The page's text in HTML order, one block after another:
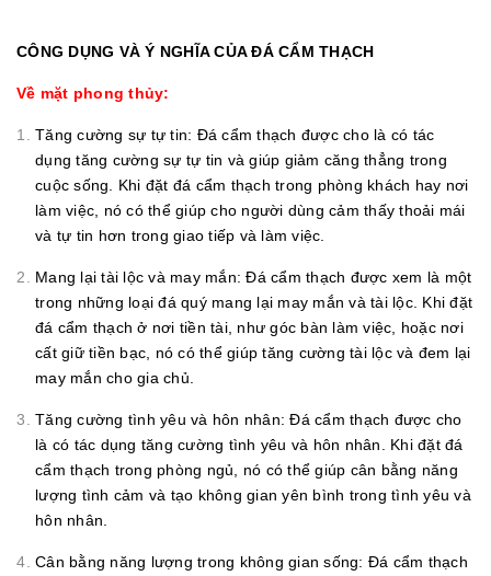
CÔNG DỤNG VÀ Ý NGHĨA CỦA ĐÁ CẨM THẠCH
Về mặt phong thủy:
Tăng cường sự tự tin: Đá cẩm thạch được cho là có tác
dụng tăng cường sự tự tin và giúp giảm căng thẳng trong
cuộc sống. Khi đặt đá cẩm thạch trong phòng khách hay nơi
làm việc, nó có thể giúp cho người dùng cảm thấy thoải mái
và tự tin hơn trong giao tiếp và làm việc.
Mang lại tài lộc và may mắn: Đá cẩm thạch được xem là một
trong những loại đá quý mang lại may mắn và tài lộc. Khi đặt
đá cẩm thạch ở nơi tiền tài, như góc bàn làm việc, hoặc nơi
cất giữ tiền bạc, nó có thể giúp tăng cường tài lộc và đem lại
may mắn cho gia chủ.
Tăng cường tình yêu và hôn nhân: Đá cẩm thạch được cho
là có tác dụng tăng cường tình yêu và hôn nhân. Khi đặt đá
cẩm thạch trong phòng ngủ, nó có thể giúp cân bằng năng
lượng tình cảm và tạo không gian yên bình trong tình yêu và
hôn nhân.
Cân bằng năng lượng trong không gian sống: Đá cẩm thạch